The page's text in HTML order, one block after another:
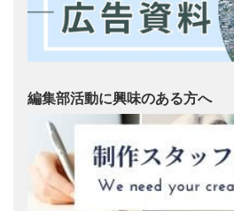
編集部活動に興味のある方へ